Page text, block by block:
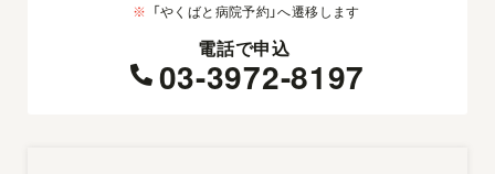
※ 「やくばと病院予約」へ遷移します
電話で申込
03-3972-8197